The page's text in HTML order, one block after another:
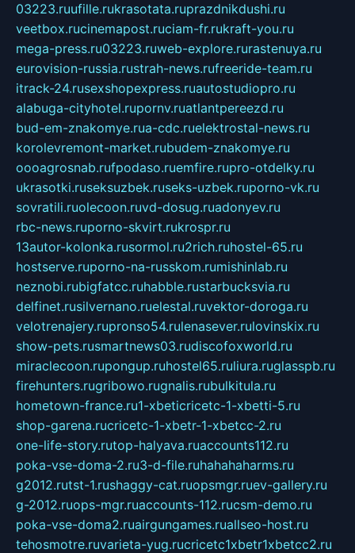
03223.ruufille.rukrasotata.ruprazdnikdushi.ru
veetbox.rucinemapost.ruciam-fr.rukraft-you.ru
mega-press.ru03223.ruweb-explore.rurastenuya.ru
eurovision-russia.rustrah-news.rufreeride-team.ru
itrack-24.rusexshopexpress.ruautostudiopro.ru
alabuga-cityhotel.rupornv.ruatlantpereezd.ru
bud-em-znakomye.rua-cdc.ruelektrostal-news.ru
korolevremont-market.rubudem-znakomye.ru
oooagrosnab.rufpodaso.ruemfire.rupro-otdelky.ru
ukrasotki.ruseksuzbek.ruseks-uzbek.ruporno-vk.ru
sovratili.ruolecoon.ruvd-dosug.ruadonyev.ru
rbc-news.ruporno-skvirt.rukrospr.ru
13autor-kolonka.rusormol.ru2rich.ruhostel-65.ru
hostserve.ruporno-na-russkom.rumishinlab.ru
neznobi.rubigfatcc.ruhabble.rustarbucksvia.ru
delfinet.rusilvernano.ruelestal.ruvektor-doroga.ru
velotrenajery.rupronso54.rulenasever.rulovinskix.ru
show-pets.rusmartnews03.rudiscofoxworld.ru
miraclecoon.rupongup.ruhostel65.ruliura.ruglasspb.ru
firehunters.rugribowo.rugnalis.rubulkitula.ru
hometown-france.ru1-xbeticricetc-1-xbetti-5.ru
shop-garena.rucricetc-1-xbetr-1-xbetcc-2.ru
one-life-story.rutop-halyava.ruaccounts112.ru
poka-vse-doma-2.ru3-d-file.ruhahahaharms.ru
g2012.rutst-1.rushaggy-cat.ruopsmgr.ruev-gallery.ru
g-2012.ruops-mgr.ruaccounts-112.rucsm-demo.ru
poka-vse-doma2.ruairgungames.ruallseo-host.ru
tehosmotre.ruvarieta-yug.rucricetc1xbetr1xbetcc2.ru